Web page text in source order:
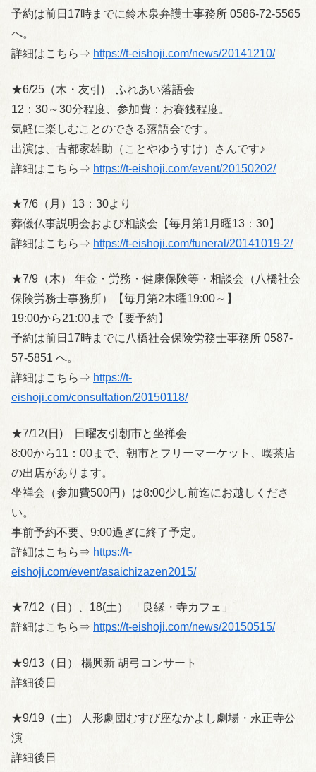
予約は前日17時までに鈴木泉弁護士事務所 0586-72-5565
へ。
詳細はこちら⇒ https://t-eishoji.com/news/20141210/
★6/25（木・友引) ふれあい落語会
12：30～30分程度、参加費：お賽銭程度。
気軽に楽しむことのできる落語会です。
出演は、古都家雄助（ことやゆうすけ）さんです♪
詳細はこちら⇒ https://t-eishoji.com/event/20150202/
★7/6（月）13：30より
葬儀仏事説明会および相談会【毎月第1月曜13：30】
詳細はこちら⇒ https://t-eishoji.com/funeral/20141019-2/
★7/9（木） 年金・労務・健康保険等・相談会（八橋社会
保険労務士事務所）【毎月第2木曜19:00～】
19:00から21:00まで【要予約】
予約は前日17時までに八橋社会保険労務士事務所 0587-
57-5851 へ。
詳細はこちら⇒ https://t-
eishoji.com/consultation/20150118/
★7/12(日) 日曜友引朝市と坐禅会
8:00から11：00まで、朝市とフリーマーケット、喫茶店
の出店があります。
坐禅会（参加費500円）は8:00少し前迄にお越しくださ
い。
事前予約不要、9:00過ぎに終了予定。
詳細はこちら⇒ https://t-
eishoji.com/event/asaichizazen2015/
★7/12（日）、18(土） 「良縁・寺カフェ」
詳細はこちら⇒ https://t-eishoji.com/news/20150515/
★9/13（日） 楊興新 胡弓コンサート
詳細後日
★9/19（土） 人形劇団むすび座なかよし劇場・永正寺公
演
詳細後日